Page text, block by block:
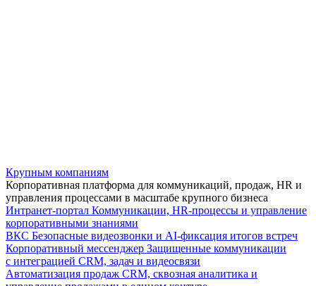
Крупным компаниям
Корпоративная платформа для коммуникаций, продаж, HR и
управления процессами в масштабе крупного бизнеса
Интранет-портал Коммуникации, HR-процессы и управление
корпоративными знаниями
ВКС Безопасные видеозвонки и AI-фиксация итогов встреч
Корпоративный мессенджер Защищенные коммуникации
с интеграцией CRM, задач и видеосвязи
Автоматизация продаж CRM, сквозная аналитика и